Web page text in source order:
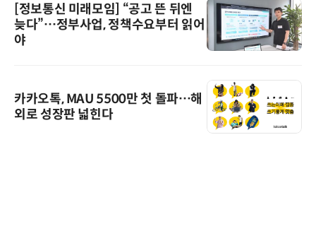
[정보통신 미래모임] “공고 뜬 뒤엔
늦다”…정부사업, 정책수요부터 읽어
야
카카오톡, MAU 5500만 첫 돌파…해
외로 성장판 넓힌다